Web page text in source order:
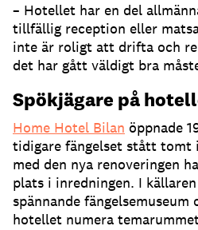
– Hotellet har en del
tillfällig reception eller
inte är roligt att drifta och
det har gått väldigt bra
Spökjägare på
Home Hotel Bilan öppnade
tidigare fängelset stått tomt
med den nya renoveringen
plats i inredningen. I
spännande
hotellet numera